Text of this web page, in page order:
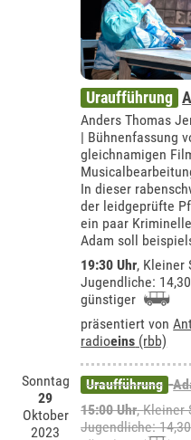
Uraufführung
Anders Thomas
| Bühnenfassung
gleichnamigen
In dieser
der leidgeprüfte
ein paar
Adam soll
19:30 Uhr, Kleiner
Jugendliche:
günstiger
präsentiert von
radioeins (rbb)
Sonntag
29
Oktober
2023
Uraufführung
15:00 Uhr,Kleiner
Jugendliche: